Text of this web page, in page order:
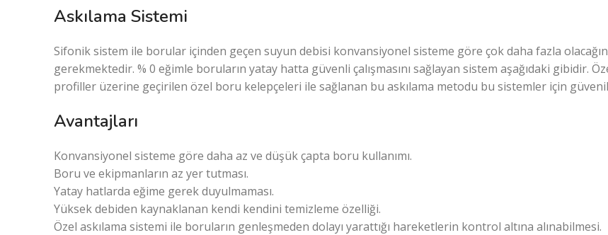
Askılama Sistemi
Sifonik sistem ile borular içinden geçen suyun debisi konvansiyonel sisteme göre çok daha fazla
gerekmektedir. % 0 eğimle boruların yatay hatta güvenli çalışmasını sağlayan sistem aşağıdaki gibidir.
profiller üzerine geçirilen özel boru kelepçeleri ile sağlanan bu askılama metodu bu sistemler için
Avantajları
Konvansiyonel sisteme göre daha az ve düşük çapta boru kullanımı.
Boru ve ekipmanların az yer tutması.
Yatay hatlarda eğime gerek duyulmaması.
Yüksek debiden kaynaklanan kendi kendini temizleme özelliği.
Özel askılama sistemi ile boruların genleşmeden dolayı yarattığı hareketlerin kontrol altına alınabilmesi.